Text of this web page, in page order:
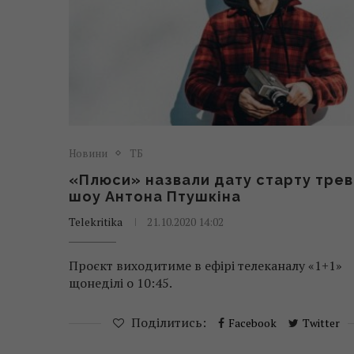
Новини ТБ
«Плюси» назвали дату старту
шоу Антона Птушкіна
Telekritika 21.10.2020 14:02
Проєкт виходитиме в ефірі телеканалу «1+1»
щонеділі о 10:45.
Поділитись: Facebook Twitter